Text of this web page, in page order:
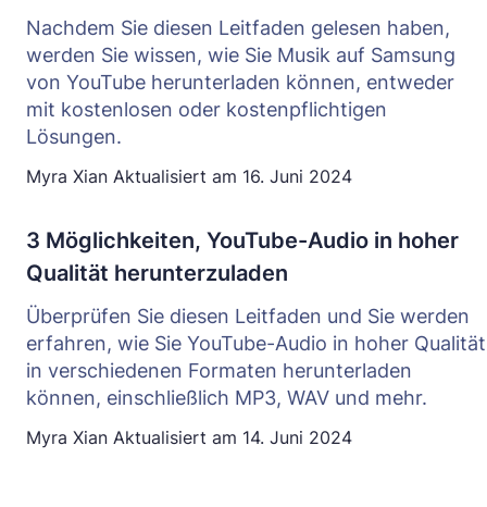
Nachdem Sie diesen Leitfaden gelesen haben,
werden Sie wissen, wie Sie Musik auf Samsung
von YouTube herunterladen können, entweder
mit kostenlosen oder kostenpflichtigen
Lösungen.
Myra Xian Aktualisiert am 16. Juni 2024
3 Möglichkeiten, YouTube-Audio in hoher
Qualität herunterzuladen
Überprüfen Sie diesen Leitfaden und Sie werden
erfahren, wie Sie YouTube-Audio in hoher Qualität
in verschiedenen Formaten herunterladen
können, einschließlich MP3, WAV und mehr.
Myra Xian Aktualisiert am 14. Juni 2024